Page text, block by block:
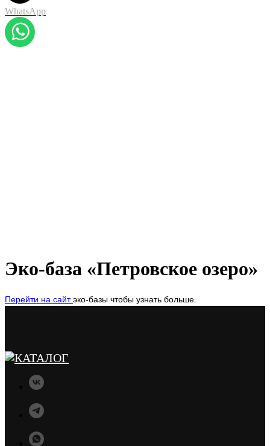
WhatsApp
Эко-база «Петровское озеро»
Перейти на сайтэко-базы чтобы узнать больше.